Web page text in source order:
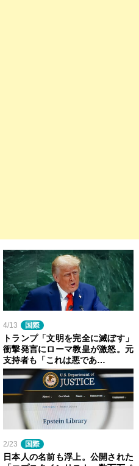
4/13 国際
トランプ「文明を完全に滅ぼす」
衝撃発言にローマ教皇が激怒。元
支持者も「これは悪であ…
2/23 国際
日本人の名前も浮上。公開された